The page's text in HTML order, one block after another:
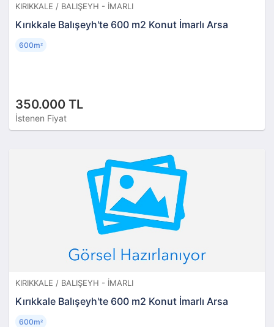
KIRIKKALE / BALIŞEYH - İMARLI
Kırıkkale Balışeyh'te 600 m2 Konut İmarlı Arsa
350.000 TL
İstenen Fiyat
600m²
KIRIKKALE / BALIŞEYH - İMARLI
Kırıkkale Balışeyh'te 600 m2 Konut İmarlı Arsa
600m²